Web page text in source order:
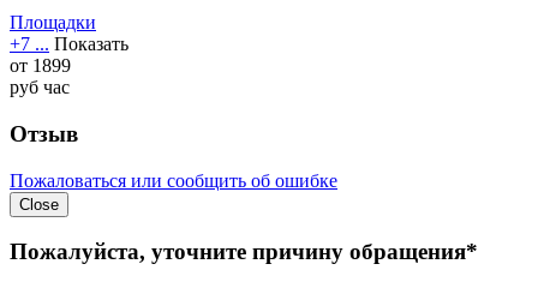
Площадки
+7 ... Показать
от 1899
руб час
Отзыв
Пожаловаться или сообщить об ошибке
Close
Пожалуйста, уточните причину обращения*